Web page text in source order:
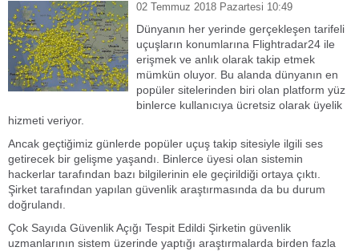
02 Temmuz 2018 Pazartesi 10:49
Dünyanın her yerinde gerçekleşen tarifeli
uçuşların konumlarına Flightradar24 ile
erişmek ve anlık olarak takip etmek
mümkün oluyor. Bu alanda dünyanın en
popüler sitelerinden biri olan platform yüz
binlerce kullanıcıya ücretsiz olarak üyelik
hizmeti veriyor.
Ancak geçtiğimiz günlerde popüler uçuş takip sitesiyle ilgili ses
getirecek bir gelişme yaşandı. Binlerce üyesi olan sistemin
hackerlar tarafından bazı bilgilerinin ele geçirildiği ortaya çıktı.
Şirket tarafından yapılan güvenlik araştırmasında da bu durum
doğrulandı.
Çok Sayıda Güvenlik Açığı Tespit Edildi Şirketin güvenlik
uzmanlarının sistem üzerinde yaptığı araştırmalarda birden fazla